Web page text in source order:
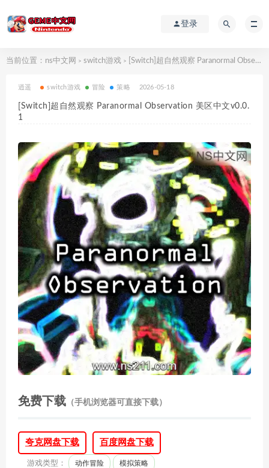
登录
当前位置： ns中文网 > switch游戏 > [Switch]超自然观察 Paranormal Observation 美区中文v0.0.1
逍遥 switch游戏 冒险 策略 2026-05-18
[Switch]超自然观察 Paranormal Observation 美区中文v0.0.
1
免费下载 （手机浏览器可直接下载）
夸克网盘下载 百度网盘下载
游戏类型： 动作冒险 模拟策略